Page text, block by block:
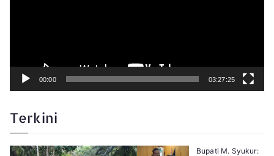
00:00 03:27:25
Terkini
Bupati M. Syukur: